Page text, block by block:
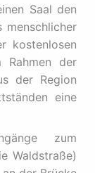
Saal den
menschlicher
kostenlosen
Rahmen der
der Region
eine
zum
Waldstraße)